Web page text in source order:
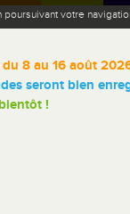
poursuivant votre
8 au 16 août
seront bien
!